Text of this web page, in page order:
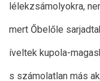
lélekzsámolyokra,
mert Őbelőle
íveltek kupola-
s számolatlan más